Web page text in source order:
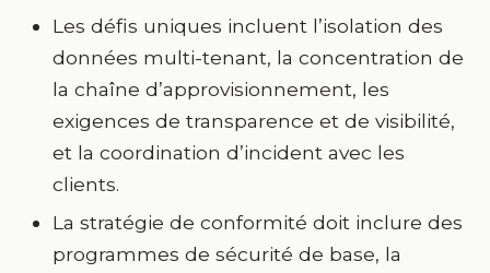
Les défis uniques incluent l’isolation des
données multi-tenant, la concentration de
la chaîne d’approvisionnement, les
exigences de transparence et de visibilité,
et la coordination d’incident avec les
clients.
La stratégie de conformité doit inclure des
programmes de sécurité de base, la